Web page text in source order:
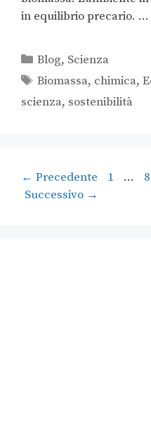
in equilibrio precario. …
Blog, Scienza
Biomassa, chimica,
scienza, sostenibilità
← Precedente 1 …
Successivo →